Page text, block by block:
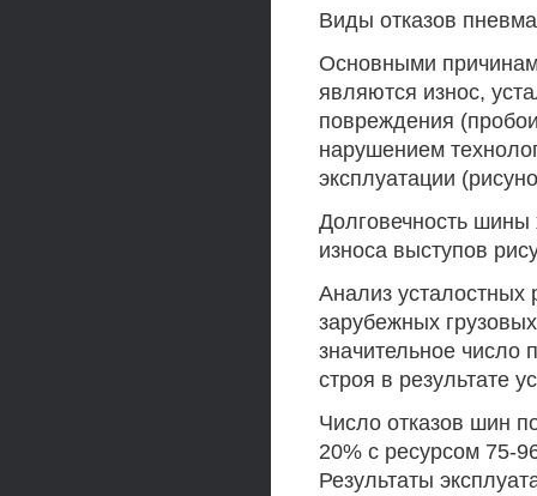
Виды отказов
Основными
являются износ,
повреждения
нарушением
эксплуатации
Долговечность шины
износа выступов
Анализ усталостных
зарубежных
значительное число
строя в результате
Число отказов шин
20% с ресурсом 75-
Результаты